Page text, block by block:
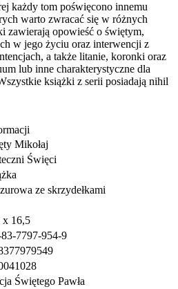
każdy tom poświęcono innemu
warto zwracać się w różnych
zawierają opowieść o świętym,
w jego życiu oraz interwencji z
a także litanie, koronki oraz
lub inne charakterystyczne dla
książki z serii posiadają nihil
Mikołaj
Święci
ze skrzydełkami
x 16,5
7797-954-9
Świętego Pawła